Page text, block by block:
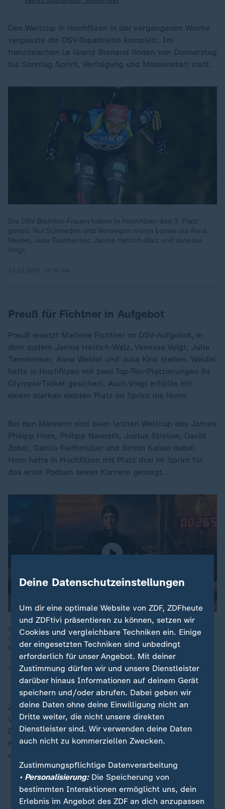
Den Weltcup in Hochfilzen in der vergangenen Woche
verpasste die DSV-Topathletin komplett. Im
französischen Le Grand Bornand finden von Donnerstag
bis Sonntag Sprint, Verfolgung und Massenstart statt.
Die DSV-Biathlon-Frauen haben in Hochfilzen den 3. Platz
geholt. Nur Schweden und Norwegen waren besser als Anna
Weidel, Julia Tannheimer, Janina Hettich-Walz und Vanessa
Voigt.
Preuß für Fichtner in Aufgebot
Preuß ersetzt Marlene Fichtner im DSV-Aufgebot, in
dem zudem Janina Hettich-Walz, Vanessa Voigt, Julia
Tannheimer, Anna Weidel und Julia Kink stehen. Weidel
hatte in Hochfilzen mit zwei Top-Ten-Platzierungen ihr
Olympia-Ticket gesichert. Auch Voigt erfüllte mit
einem starken siebten Platz im Sprint die Norm.
Bei den Männern sind beim letzten Weltcup des Jahres
Philipp Horn, Philipp Nawrath, Justus Strelow, David
Zobel, Danilo Riethmüller und Simon Kaiser dabei.
Horn hatte in Hochfilzen mit Platz drei im Sprint für
das erste Podium seiner Karriere gesorgt.
Spektakuläre Einblicke ins Team der deutschen Skijäger bietet
die fünfteilige ZDF-Doku "Biathlon Nation - Ein Team. Eine
Mission." In der letzten Folge geht es um Franziska Preuß.
05.12.2025 | 32:40 min
Zudem überzeugte der 31-Jährige mit Rang vier im
Verfolger. Für die Frauen beginnt der Weltcup am
Donnerstag (14.15 Uhr/ZDF) mit dem Sprint über 7,5
Kilometer. Die Männer starten am Freitag (14.15 Uhr)
ebenfalls mit dem Sprint über 10 km.
Deine Datenschutzeinstellungen
Um dir eine optimale Website von ZDF, ZDFheute
und ZDFtivi präsentieren zu können, setzen wir
Cookies und vergleichbare Techniken ein. Einige
der eingesetzten Techniken sind unbedingt
erforderlich für unser Angebot. Mit deiner
Zustimmung dürfen wir und unsere Dienstleister
darüber hinaus Informationen auf deinem Gerät
speichern und/oder abrufen. Dabei geben wir
deine Daten ohne deine Einwilligung nicht an
Dritte weiter, die nicht unsere direkten
Dienstleister sind. Wir verwenden deine Daten
auch nicht zu kommerziellen Zwecken.
Zustimmungspflichtige Datenverarbeitung
• Personalisierung:Die Speicherung von
bestimmten Interaktionen ermöglicht uns, dein
Erlebnis im Angebot des ZDF an dich anzupassen